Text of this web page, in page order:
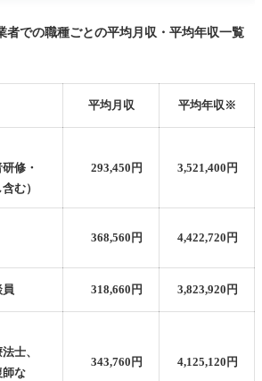
者での職種ごとの平均月収・平均年収一覧
平均月収 平均年収※
修・
む）
293,450円 3,521,400円
368,560円 4,422,720円
318,660円 3,823,920円
士、
師な
343,760円 4,125,120‬円